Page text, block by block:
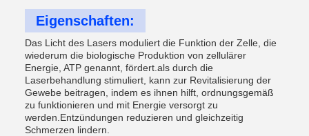
Eigenschaften:
Das Licht des Lasers moduliert die Funktion der Zelle, die
wiederum die biologische Produktion von zellulärer
Energie, ATP genannt, fördert.als durch die
Laserbehandlung stimuliert, kann zur Revitalisierung der
Gewebe beitragen, indem es ihnen hilft, ordnungsgemäß
zu funktionieren und mit Energie versorgt zu
werden.Entzündungen reduzieren und gleichzeitig
Schmerzen lindern.